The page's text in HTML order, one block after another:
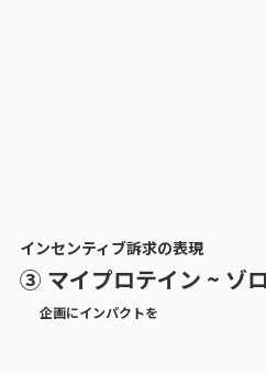
インセンティブ訴求の表現
③ マイプロテイン ~ ゾ
企画にインパクトを